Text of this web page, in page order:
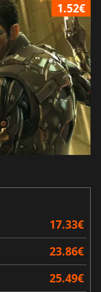
1.52€
17.33€
23.86€
25.49€